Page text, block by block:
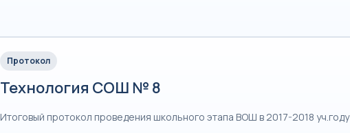
Протокол
Технология СОШ № 8
Итоговый протокол проведения школьного этапа ВОШ в 2017-2018 уч.году